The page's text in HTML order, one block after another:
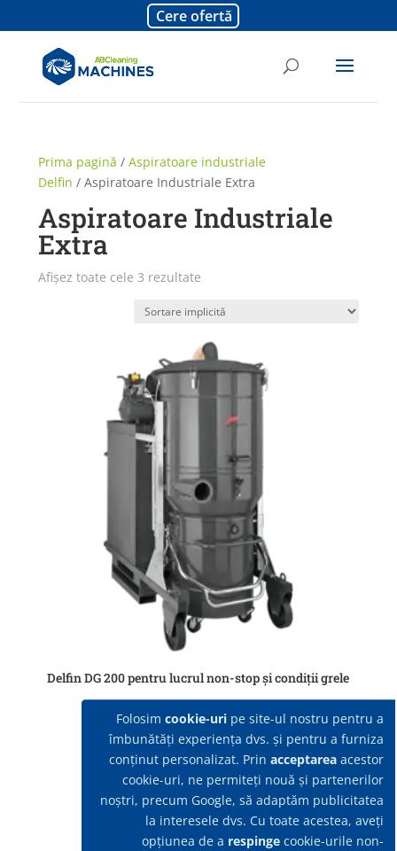
Cere ofertă
Prima pagină / Aspiratoare industriale
Delfin / Aspiratoare Industriale Extra
Aspiratoare Industriale
Extra
Afișez toate cele 3 rezultate
Delfin DG 200 pentru lucrul non-stop și condiții grele
Folosimcookie-uri pe site-ul nostru pentru a
îmbunătăți experiența dvs. și pentru a furniza
conținut personalizat. Prinacceptarea acestor
cookie-uri, ne permiteți nouă și partenerilor
noștri, precum Google, să adaptăm publicitatea
la interesele dvs. Cu toate acestea, aveți
opțiunea de a respinge cookie-urile non-